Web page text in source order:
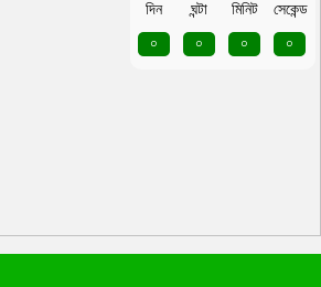
দিন
ঘন্টা মিনিট
সেকেন্ড
০
০ ০ ০